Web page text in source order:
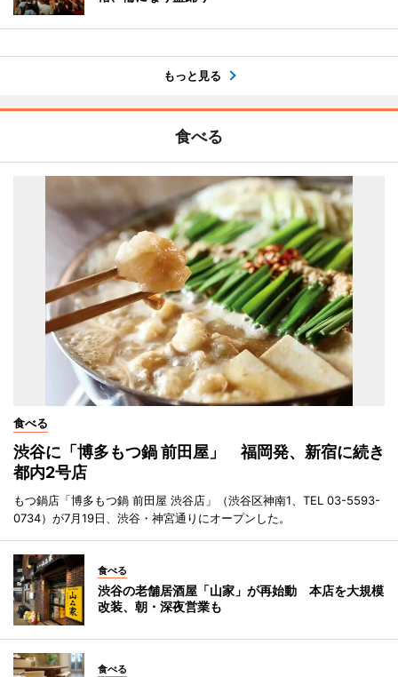
もっと見る
食べる
食べる
渋谷に「博多もつ鍋 前田屋」 福岡発、新宿に続き
都内2号店
もつ鍋店「博多もつ鍋 前田屋 渋谷店」（渋谷区神南1、TEL 03-5593-
0734）が7月19日、渋谷・神宮通りにオープンした。
食べる
渋谷の老舗居酒屋「山家」が再始動 本店を大規模
改装、朝・深夜営業も
食べる